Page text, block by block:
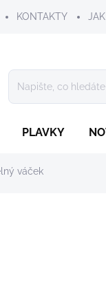
KONTAKTY
PLAVKY
váček